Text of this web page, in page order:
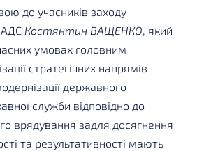
до учасників заходу
Костянтин ВАЩЕНКО, який
умовах головним
стратегічних напрямів
державного
служби відповідно до
врядування задля досягнення
та результативності мають